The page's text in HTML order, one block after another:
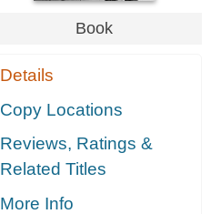
Book
Details
Copy Locations
Reviews, Ratings &
Related Titles
More Info